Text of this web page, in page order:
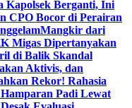
Kapolsek Berganti, Ini
CPO Bocor di Perairan
Mangkir dari
Migas Dipertanyakan
di Balik Skandal
Aktivis, dan
Rekor! Rahasia
Padi Lewat